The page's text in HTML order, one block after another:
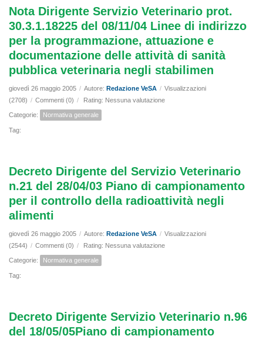
Nota Dirigente Servizio Veterinario prot.
30.3.1.18225 del 08/11/04 Linee di indirizzo
per la programmazione, attuazione e
documentazione delle attività di sanità
pubblica veterinaria negli stabilimen
giovedì 26 maggio 2005 / Autore: Redazione VeSA / Visualizzazioni
(2708) / Commenti (0) / Rating: Nessuna valutazione
Categorie: Normativa generale
Tag:
Decreto Dirigente del Servizio Veterinario
n.21 del 28/04/03 Piano di campionamento
per il controllo della radioattività negli
alimenti
giovedì 26 maggio 2005 / Autore: Redazione VeSA / Visualizzazioni
(2544) / Commenti (0) / Rating: Nessuna valutazione
Categorie: Normativa generale
Tag:
Decreto Dirigente Servizio Veterinario n.96
del 18/05/05Piano di campionamento